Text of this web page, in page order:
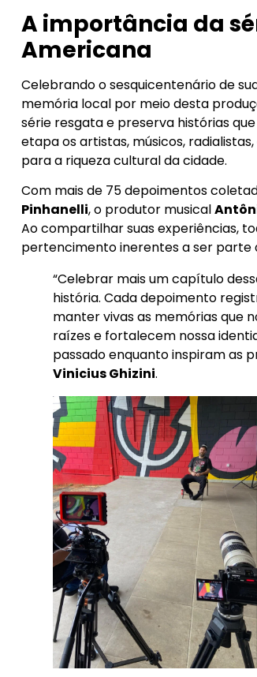
A importância da
Americana
Celebrando o sesquicentenário de
memória local por meio desta
série resgata e preserva histórias
etapa os artistas, músicos,
para a riqueza cultural da cidade.
Com mais de 75 depoimentos
Pinhanelli, o produtor musical
Ao compartilhar suas experiências,
pertencimento inerentes a ser parte
“Celebrar mais um capítulo
história. Cada depoimento
manter vivas as memórias que
raízes e fortalecem nossa
passado enquanto inspiram as
Vinicius Ghizini.